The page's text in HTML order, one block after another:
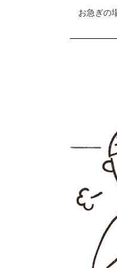
お急ぎの